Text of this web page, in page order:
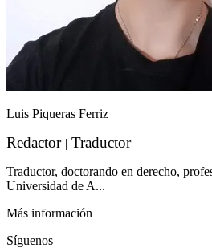
Luis Piqueras Ferriz
Redactor | Traductor
Traductor, doctorando en derecho,
Universidad de A...
Más información
Síguenos